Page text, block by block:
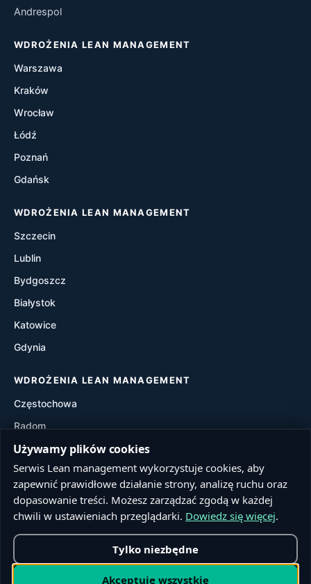
Poka-Yoke
Hoshin Kanri
Just-In-Time (JIT)
Waste Walk
Visual Management
Andrespol
WDROŻENIA LEAN MANAGEMENT
Warszawa
Kraków
Wrocław
Łódź
Poznań
Gdańsk
WDROŻENIA LEAN MANAGEMENT
Szczecin
Lublin
Bydgoszcz
Białystok
Katowice
Gdynia
WDROŻENIA LEAN MANAGEMENT
Częstochowa
Radom
Rzeszów
Toruń
Sosnowiec
Kielce
Używamy plików cookies
Serwis Lean management wykorzystuje cookies, aby
zapewnić prawidłowe działanie strony, analizę ruchu oraz
dopasowanie treści. Możesz zarządzać zgodą w każdej
chwili w ustawieniach przeglądarki. Dowiedz się więcej.
Tylko niezbędne
Akceptuję wszystkie